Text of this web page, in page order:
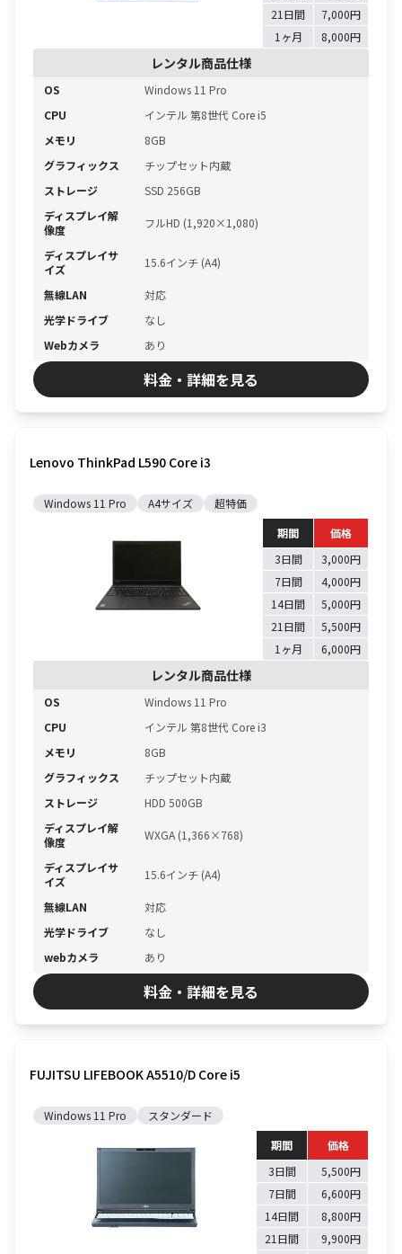
21日間
7,000円
1ヶ月
8,000円
レンタル商品仕様
OS
Windows 11 Pro
CPU
インテル 第8世代 Core i5
メモリ
8GB
グラフィックス
チップセット内蔵
ストレージ
SSD 256GB
ディスプレイ解
像度
フルHD (1,920×1,080)
ディスプレイサ
イズ
15.6インチ (A4)
無線LAN
対応
光学ドライブ
なし
Webカメラ
あり
料金・詳細を見る
Lenovo ThinkPad L590 Core i3
Windows 11 Pro A4サイズ
超特価
期間
価格
3日間
3,000円
7日間
4,000円
14日間
5,000円
21日間
5,500円
1ヶ月
6,000円
レンタル商品仕様
OS
Windows 11 Pro
CPU
インテル 第8世代 Core i3
メモリ
8GB
グラフィックス
チップセット内蔵
ストレージ
HDD 500GB
ディスプレイ解
像度
WXGA (1,366×768)
ディスプレイサ
イズ
15.6インチ (A4)
無線LAN
対応
光学ドライブ
なし
webカメラ
あり
料金・詳細を見る
FUJITSU LIFEBOOK A5510/D Core i5
Windows 11 Pro
スタンダード
期間
価格
3日間
5,500円
7日間
6,600円
14日間
8,800円
21日間
9,900円